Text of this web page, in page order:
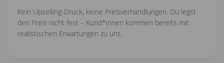
Kein Upselling-Druck, keine Preisverhandlungen. Du legst
den Preis nicht fest – Kund*innen kommen bereits mit
realistischen Erwartungen zu uns.